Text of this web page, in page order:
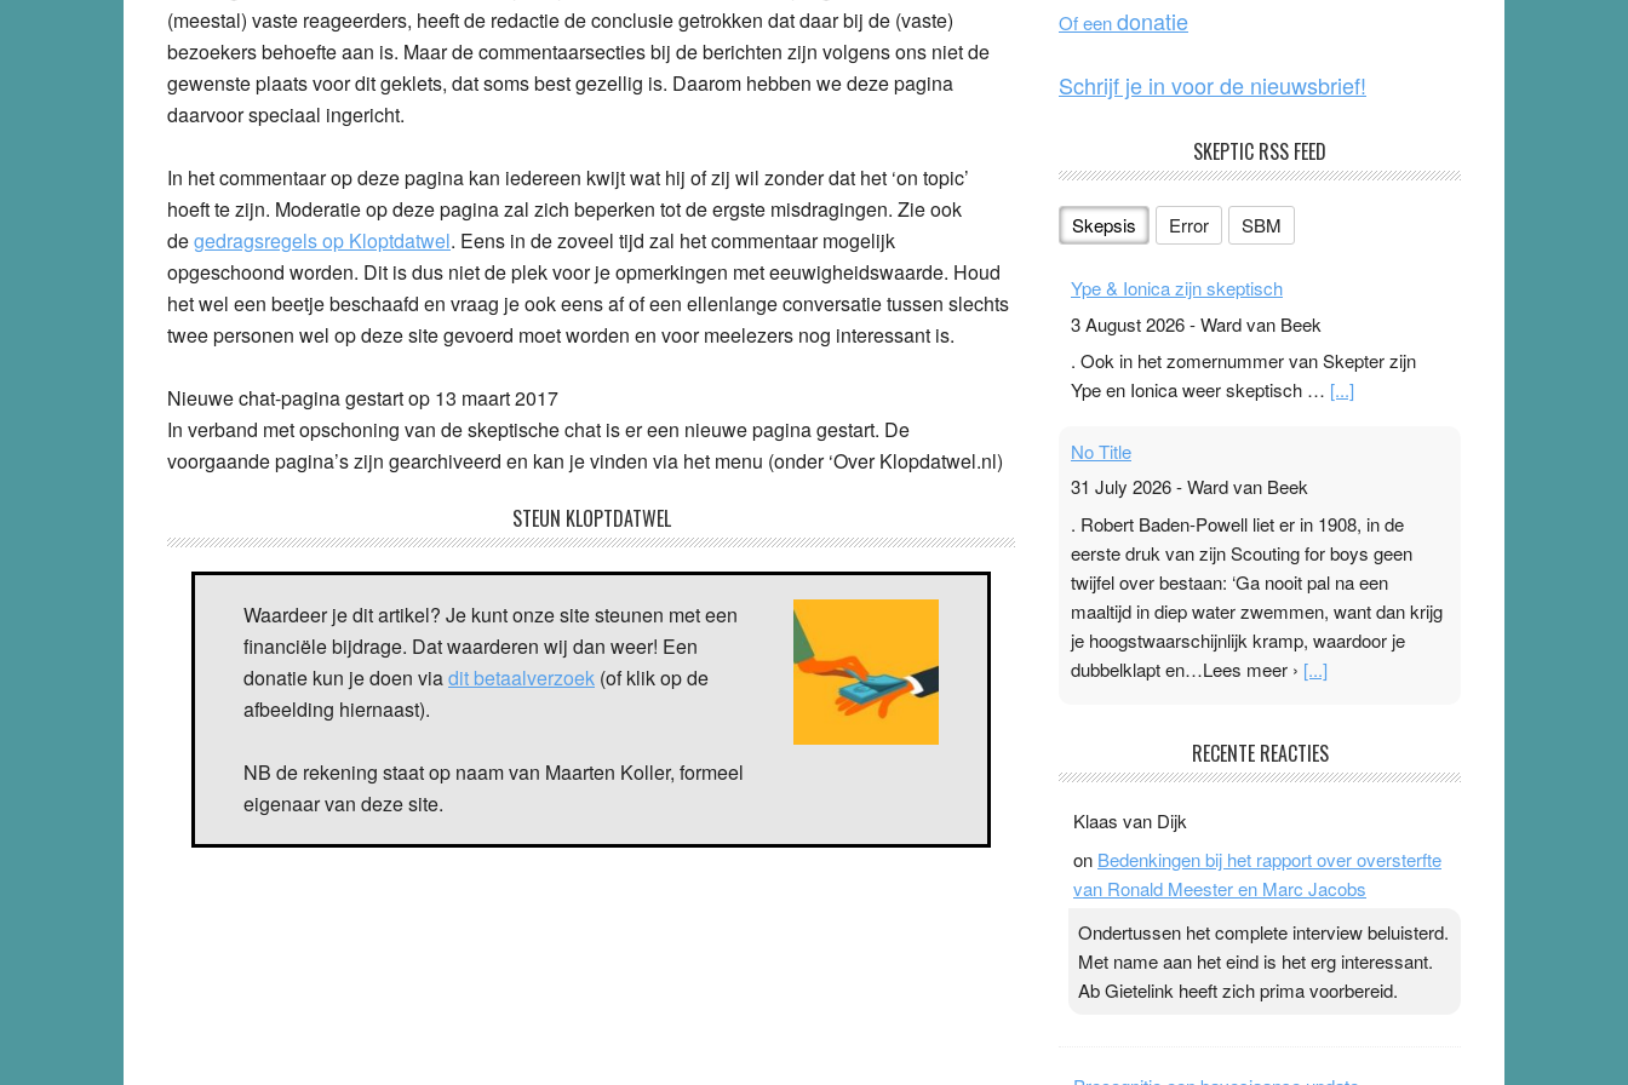
(meestal) vaste reageerders, heeft de redactie de conclusie getrokken dat daar bij de (vaste)
bezoekers behoefte aan is. Maar de commentaarsecties bij de berichten zijn volgens ons niet de
gewenste plaats voor dit geklets, dat soms best gezellig is. Daarom hebben we deze pagina
daarvoor speciaal ingericht.
In het commentaar op deze pagina kan iedereen kwijt wat hij of zij wil zonder dat het ‘on topic’
hoeft te zijn. Moderatie op deze pagina zal zich beperken tot de ergste misdragingen. Zie ook
degedragsregels op Kloptdatwel. Eens in de zoveel tijd zal het commentaar mogelijk
opgeschoond worden. Dit is dus niet de plek voor je opmerkingen met eeuwigheidswaarde. Houd
het wel een beetje beschaafd en vraag je ook eens af of een ellenlange conversatie tussen slechts
twee personen wel op deze site gevoerd moet worden en voor meelezers nog interessant is.
Nieuwe chat-pagina gestart op 13 maart 2017
In verband met opschoning van de skeptische chat is er een nieuwe pagina gestart. De
voorgaande pagina’s zijn gearchiveerd en kan je vinden via het menu (onder ‘Over Klopdatwel.nl)
STEUN KLOPTDATWEL
Waardeer je dit artikel? Je kunt onze site steunen met een
financiële bijdrage. Dat waarderen wij dan weer! Een
donatie kun je doen viadit betaalverzoek (of klik op de
afbeelding hiernaast).
NB de rekening staat op naam van Maarten Koller, formeel
eigenaar van deze site.
k
Of eendonatie
Schrijf je in voor de nieuwsbrief!
SKEPTIC RSS FEED
Skepsis Error SBM
Ype & Ionica zijn skeptisch
3 August 2026-Ward van Beek
. Ook in het zomernummer van Skepter zijn
Ype en Ionica weer skeptisch … [...]
No Title
31 July 2026-Ward van Beek
. Robert Baden-Powell liet er in 1908, in de
eerste druk van zijn Scouting for boys geen
twijfel over bestaan: ‘Ga nooit pal na een
maaltijd in diep water zwemmen, want dan krijg
je hoogstwaarschijnlijk kramp, waardoor je
dubbelklapt en…Lees meer › [...]
Ward van Beek
topsporters. Ze hopen ermee hun hartslag te
verlagen terwijl ze meer zuurstof opnemen.
Daarop heeft zo’n pleister geen effect. Maar het
zijn. Door…Lees meer Pleisterplakkers in de
topspsort › [...]
RECENTE REACTIES
Klaas van Dijk
on Bedenkingen bij het rapport over oversterfte
van Ronald Meester en Marc Jacobs
Ondertussen het complete interview beluisterd.
Met name aan het eind is het erg interessant.
Ab Gietelink heeft zich prima voorbereid.